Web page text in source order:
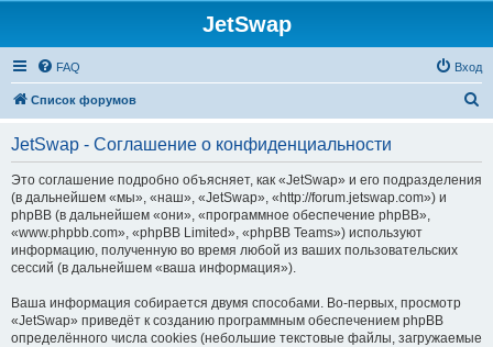
JetSwap
FAQ Вход
Список форумов
JetSwap - Соглашение о конфиденциальности
Это соглашение подробно объясняет, как «JetSwap» и его подразделения
(в дальнейшем «мы», «наш», «JetSwap», «http://forum.jetswap.com») и
phpBB (в дальнейшем «они», «программное обеспечение phpBB»,
«www.phpbb.com», «phpBB Limited», «phpBB Teams») используют
информацию, полученную во время любой из ваших пользовательских
сессий (в дальнейшем «ваша информация»).
Ваша информация собирается двумя способами. Во-первых, просмотр
«JetSwap» приведёт к созданию программным обеспечением phpBB
определённого числа cookies (небольшие текстовые файлы, загружаемые